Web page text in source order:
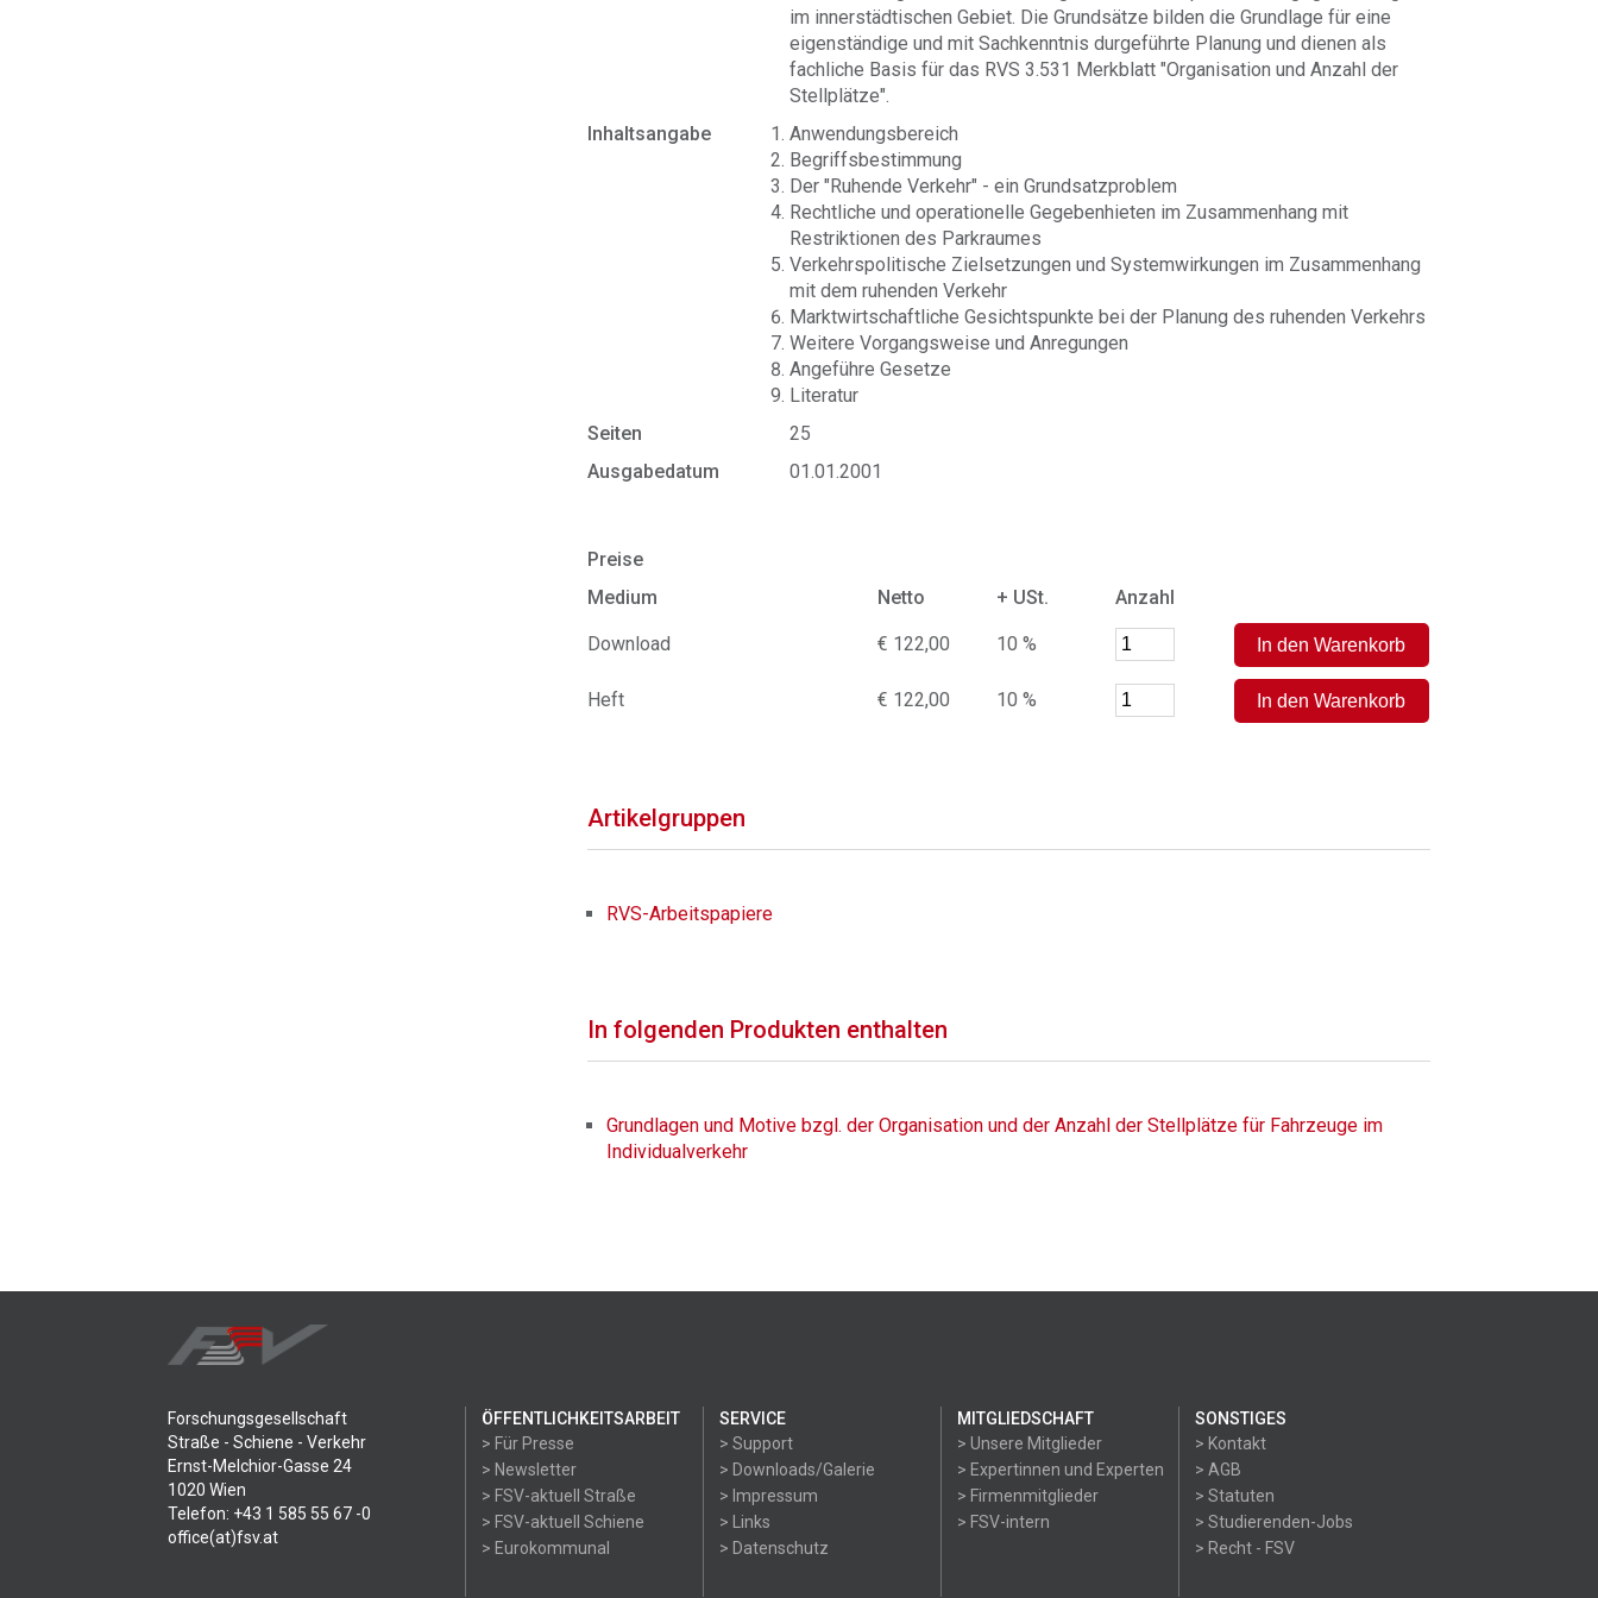
im innerstädtischen Gebiet. Die Grundsätze bilden die Grundlage für eine
eigenständige und mit Sachkenntnis durgeführte Planung und dienen als
fachliche Basis für das RVS 3.531 Merkblatt "Organisation und Anzahl der
Stellplätze".
Inhaltsangabe
Anwendungsbereich
Begriffsbestimmung
Der "Ruhende Verkehr" - ein Grundsatzproblem
Rechtliche und operationelle Gegebenhieten im Zusammenhang mit
Restriktionen des Parkraumes
Verkehrspolitische Zielsetzungen und Systemwirkungen im Zusammenhang
mit dem ruhenden Verkehr
Marktwirtschaftliche Gesichtspunkte bei der Planung des ruhenden Verkehrs
Weitere Vorgangsweise und Anregungen
Angeführe Gesetze
Literatur
Seiten
25
Ausgabedatum
01.01.2001
Preise
Medium
Netto + USt. Anzahl
Download € 122,00 10 %
Heft € 122,00 10 %
Artikelgruppen
RVS-Arbeitspapiere
In folgenden Produkten enthalten
Grundlagen und Motive bzgl. der Organisation und der Anzahl der Stellplätze für Fahrzeuge im
Individualverkehr
Forschungsgesellschaft
Straße - Schiene - Verkehr
Ernst-Melchior-Gasse 24
1020 Wien
Telefon: +43 1 585 55 67 -0
office(at)fsv.at
ÖFFENTLICHKEITSARBEIT
> Für Presse
> Newsletter
> FSV-aktuell Straße
> FSV-aktuell Schiene
> Eurokommunal
SERVICE
> Support
> Downloads/Galerie
> Impressum
> Links
> Datenschutz
MITGLIEDSCHAFT
> Unsere Mitglieder
> Expertinnen und Experten
> Firmenmitglieder
> FSV-intern
SONSTIGES
> Kontakt
> AGB
> Statuten
> Studierenden-Jobs
> Recht - FSV